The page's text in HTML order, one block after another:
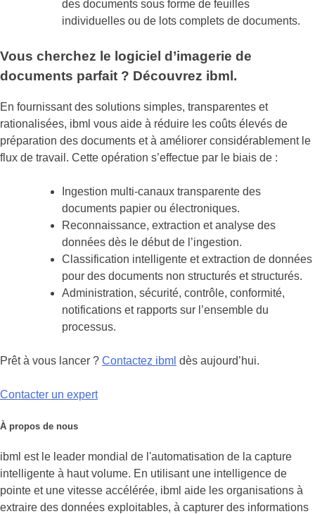
des documents sous forme de feuilles
individuelles ou de lots complets de documents.
Vous cherchez le logiciel d’imagerie de
documents parfait ? Découvrez ibml.
En fournissant des solutions simples, transparentes et
rationalisées, ibml vous aide à réduire les coûts élevés de
préparation des documents et à améliorer considérablement le
flux de travail. Cette opération s’effectue par le biais de :
Ingestion multi-canaux transparente des
documents papier ou électroniques.
Reconnaissance, extraction et analyse des
données dès le début de l’ingestion.
Classification intelligente et extraction de données
pour des documents non structurés et structurés.
Administration, sécurité, contrôle, conformité,
notifications et rapports sur l’ensemble du
processus.
Prêt à vous lancer ? Contactez ibml dès aujourd’hui.
Contacter un expert
À propos de nous
ibml est le leader mondial de l'automatisation de la capture
intelligente à haut volume. En utilisant une intelligence de
pointe et une vitesse accélérée, ibml aide les organisations à
extraire des données exploitables, à capturer des informations